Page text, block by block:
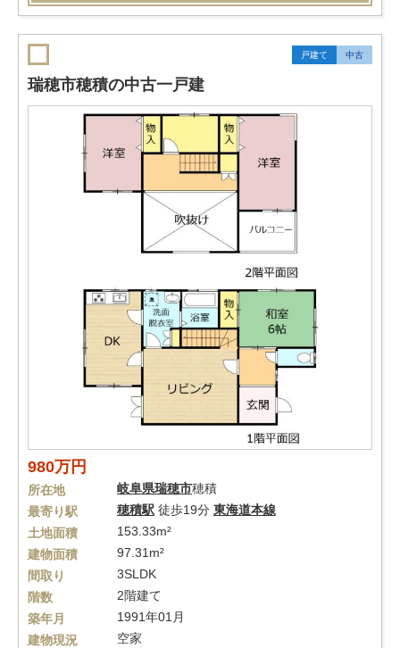
戸建て 中古
瑞穂市穂積の中古一戸建
980万円
所在地 岐阜県瑞穂市穂積
最寄り駅
穂積駅 徒歩19分 東海道本線
土地面積
153.33m²
建物面積
97.31m²
間取り
3SLDK
階数
2階建て
築年月
1991年01月
建物現況
空家